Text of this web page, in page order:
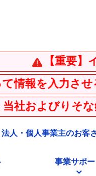
【重要】インス
させる「フィ
そな銀行を騙
法人・個人事業主のお客
事業サポー